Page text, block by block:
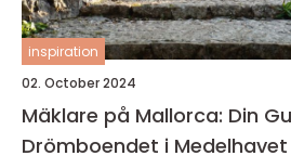
inspiration
02. October 2024
Mäklare på Mallorca: Din
Drömboendet i Medelhavet